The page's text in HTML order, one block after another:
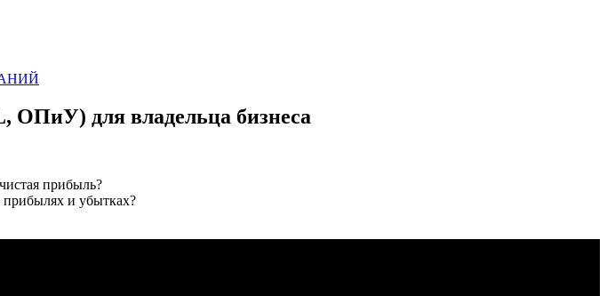
ОПиУ) для владельца бизнеса
прибыль?
прибылях и убытках?